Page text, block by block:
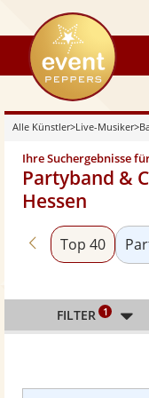
eventpeppers
Alle Künstler>Live-Musiker>
Ihre Suchergebnisse
Partyband &
Hessen
Zurück zu
Top 40
FILTER 1